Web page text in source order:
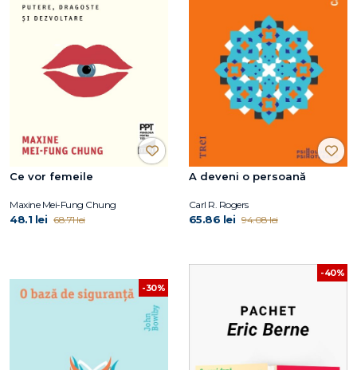
Ce vor femeile
Maxine Mei-Fung Chung
48.1 lei 68.71 lei
A deveni o persoană
Carl R. Rogers
65.86 lei 94.08 lei
-30%
-40%